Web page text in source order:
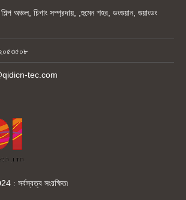
অঞ্চল, চিগাং সম্প্রদায়, ,হুমেন শহর, ডংগুয়ান, গুয়াংডং
tec.com
: সর্বস্বত্ব সংরক্ষিত৷